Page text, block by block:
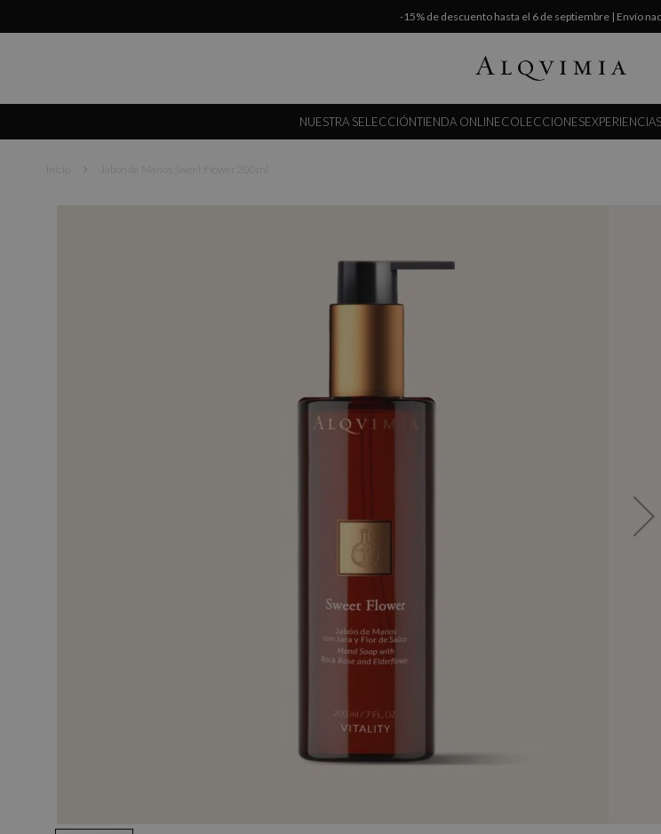
-15% de descuento hasta el 6 de septiembre | Envío
NUESTRA SELECCIÓNTIENDA ONLINECOLECCIONES
Inicio Jabón de Manos Sweet Flower 200ml